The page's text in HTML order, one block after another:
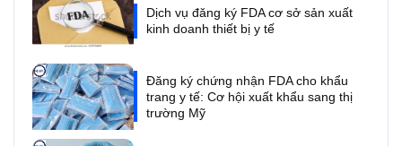
Dịch vụ đăng ký FDA cơ sở sản xuất
kinh doanh thiết bị y tế
Đăng ký chứng nhận FDA cho khẩu
trang y tế: Cơ hội xuất khẩu sang thị
trường Mỹ